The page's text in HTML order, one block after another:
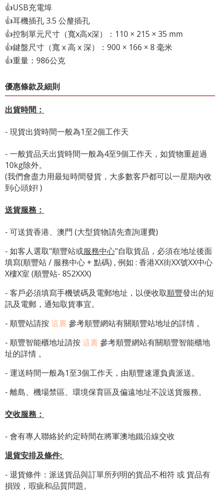
👍USB充電埠
👍耳機插孔 3.5 公釐插孔
👍控制單元尺寸（寬x高x深）：110 × 215 × 35 mm
👍鍵盤尺寸（寬 x 高 x 深）：900 × 166 × 8 毫米
👍重量：986公克
優惠條款及細則
出貨時間：
- 現貨出貨時間一般為1至2個工作天
- 一般貨品天出貨時間一般為4至9個工作天，如貨物重超過
10kg除外。
(我們會盡力用最短時間發貨，大多數客戶都可以一星期內收
到心頭好! )
送貨服務：
- 可送貨香港、澳門 (大型貨物請先查詢運費)
- 如客人選取"順豐站或服務中心"自取貨品，必須在地址後面
填寫(順豐站 / 服務中心 + 點碼) , 例如 : 香港XX街XX號XX中心
X樓X室 (順豐站- 852XXX)
- 客戶必須填寫手機號碼及電郵地址，以便收取順豐發出的短
訊及電郵，通知取貨事宜。
- 順豐站請按這裏 參考順豐網站有關順豐站地址的詳情 。
- 順豐智能櫃地址請按這裏 參考順豐網站有關順豐智能櫃地
址的詳情 。
- 運送時間一般為1至3個工作天，由順豐速運負責派送。
- 離島、機場禁區、環境保育區及偏遠地址不設送貨服務。
交收服務：
- 會有專人聯絡於約定時間在將軍澳地鐵沿線交收
退貨安排及條件:
- 退貨條件：派送貨品與訂單所列明的貨品不相符 或 貨品有
損毀，瑕疵和品質問題。